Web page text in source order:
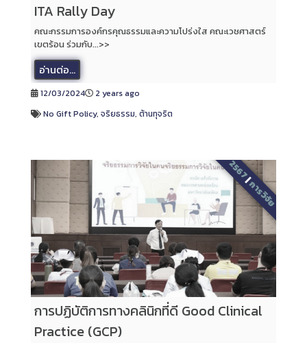
ITA Rally Day
คณะกรรมการองค์กรคุณธรรมและความโปร่งใส คณะเวชศาสตร์
เขตร้อน ร่วมกับ...>>
อ่านต่อ...
12/03/2024
2 years ago
No Gift Policy, จริยธรรม, ต้านทุจริต
การปฏิบัติการทางคลินิกที่ดี Good Clinical
Practice (GCP)
2567
|
การวิจัย